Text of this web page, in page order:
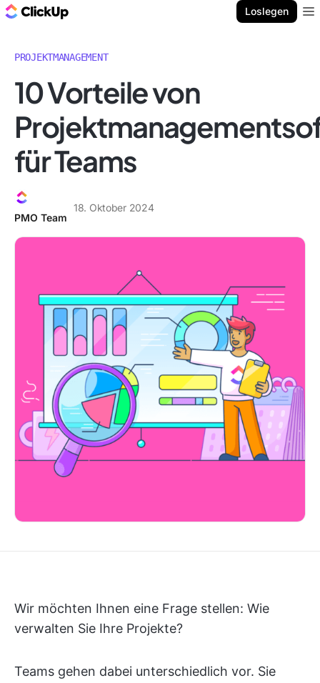
Loslegen
PROJEKTMANAGEMENT
10 Vorteile von
für Teams
PMO Team
18. Oktober 2024
Wir möchten Ihnen eine Frage stellen: Wie
verwalten Sie Ihre Projekte?
Teams gehen dabei unterschiedlich vor. Sie